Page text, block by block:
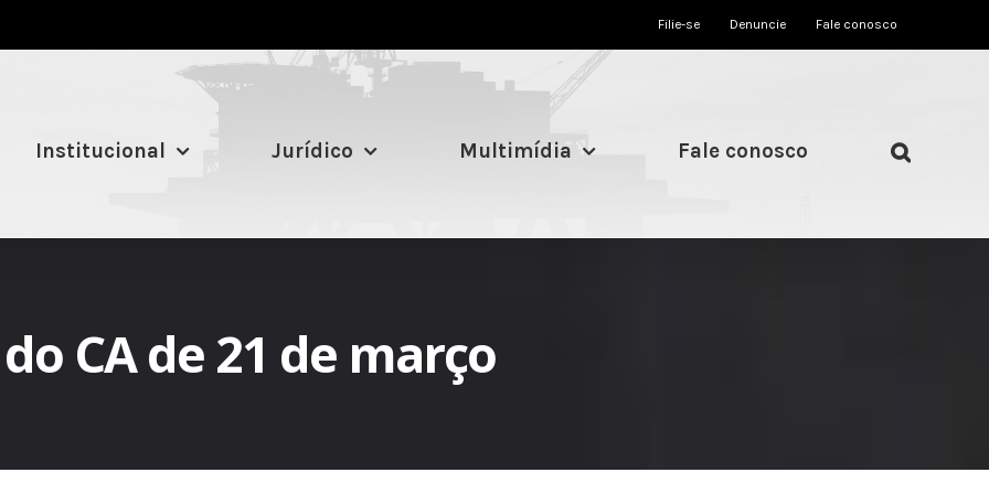
Filie-se Denuncie Fale conosco
Institucional Jurídico Multimídia Fale conosco
CA de 21 de março